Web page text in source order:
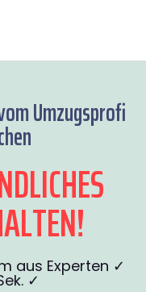
Umzugsprofi
aus Experten ✓
✓